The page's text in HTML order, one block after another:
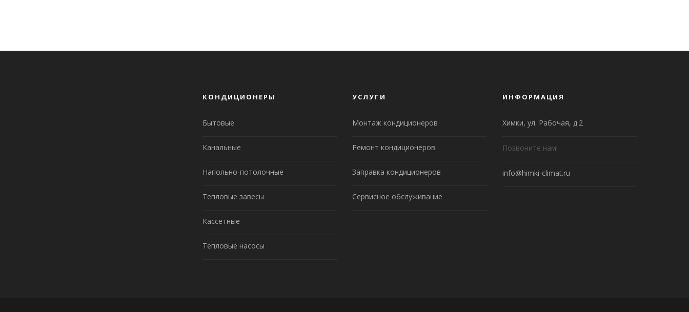
КОНДИЦИОНЕРЫ
Бытовые
Канальные
Напольно-потолочные
Тепловые завесы
Кассетные
Тепловые насосы
УСЛУГИ
Монтаж кондиционеров
Ремонт кондиционеров
Заправка кондиционеров
Сервисное обслуживание
ИНФОРМАЦИЯ
Химки, ул. Рабочая, д.2
Позвоните нам!
info@himki-climat.ru